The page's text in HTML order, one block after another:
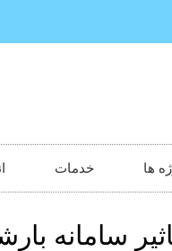
ها خدمات
سامانه